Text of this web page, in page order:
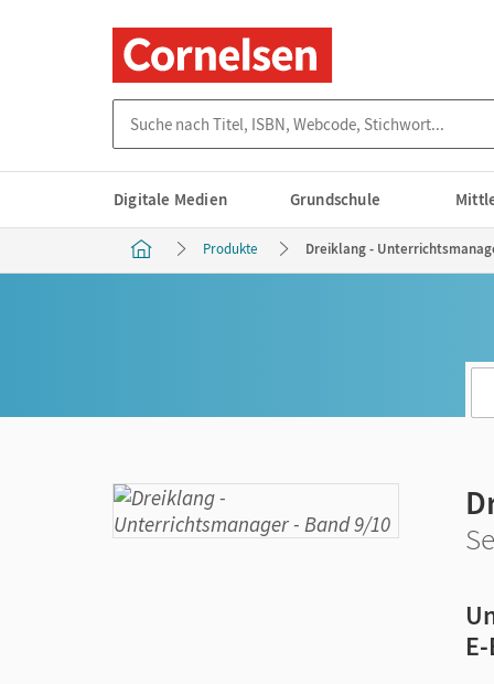
Digitale Medien Grundschule
Produkte Dreiklang -